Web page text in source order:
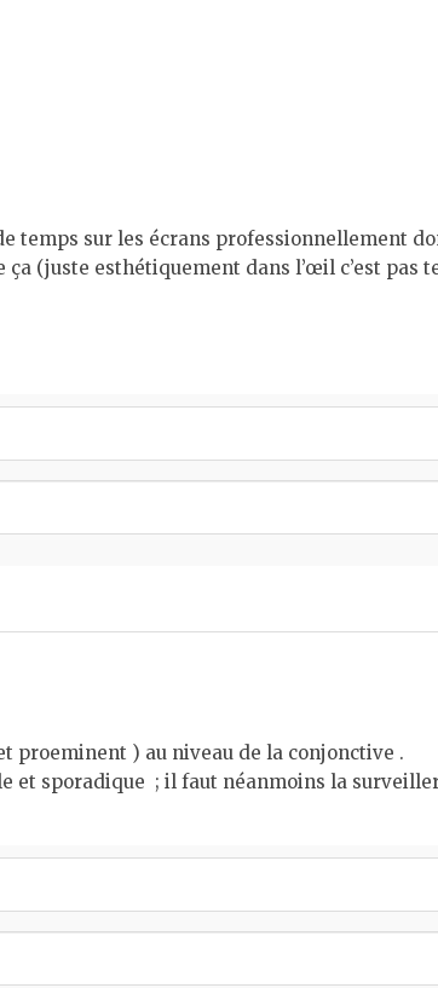
temps sur les écrans professionnellement
(juste esthétiquement dans l’œil c’est pas
proeminent ) au niveau de la conjonctive .
et sporadique ; il faut néanmoins la